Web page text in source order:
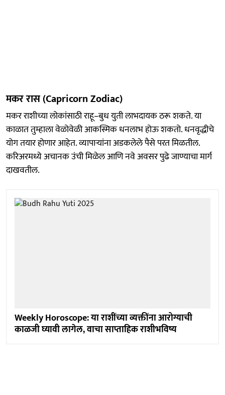
मकर रास (Capricorn Zodiac)
मकर राशीच्या लोकांसाठी राहू–बुध युती लाभदायक ठरू शकते. या
काळात तुम्हाला वेळोवेळी आकस्मिक धनलाभ होऊ शकतो. धनवृद्धीचे
योग तयार होणार आहेत. व्यापाऱ्यांना अडकलेले पैसे परत मिळतील.
करिअरमध्ये अचानक उंची मिळेल आणि नवे अवसर पुढे जाण्याचा मार्ग
दाखवतील.
Weekly Horoscope: या राशींच्या व्यक्तींना आरोग्याची
काळजी घ्यावी लागेल, वाचा साप्ताहिक राशीभविष्य